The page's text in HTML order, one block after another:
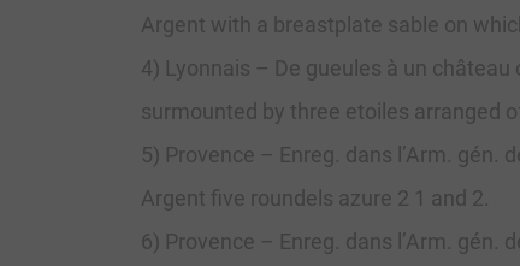
Argent with a breastplate sable on
4) Lyonnais – De gueules à un
surmounted by three etoiles arranged
5) Provence – Enreg. dans l’Arm. gén.
Argent five roundels azure 2 1 and 2.
6) Provence – Enreg. dans l’Arm. gén.